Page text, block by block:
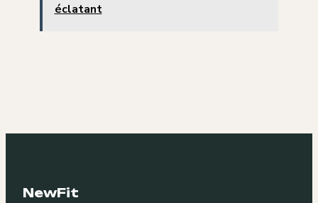
éclatant
NewFit